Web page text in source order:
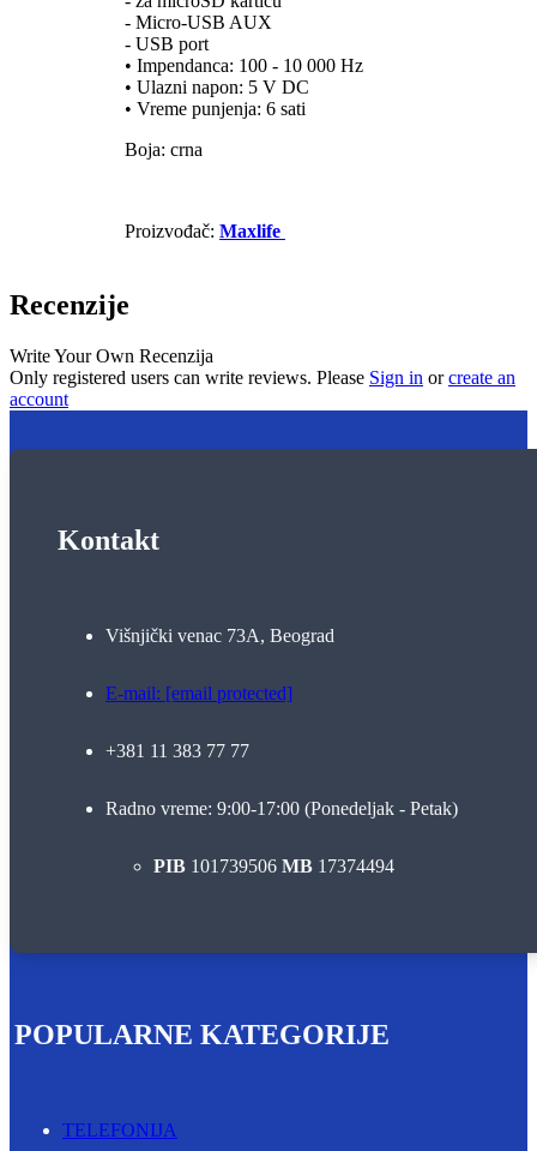
- Micro-USB AUX
- USB port
• Impendanca: 100 - 10 000 Hz
• Ulazni napon: 5 V DC
• Vreme punjenja: 6 sati
Boja: crna
Proizvođač: Maxlife
Recenzije
Write Your Own Recenzija
Only registered users can write reviews. Please Sign in orcreate an
account
Kontakt
Višnjički venac 73A, Beograd
E-mail: [email protected]
+381 11 383 77 77
Radno vreme: 9:00-17:00 (Ponedeljak - Petak)
PIB 101739506 MB 17374494
POPULARNE KATEGORIJE
TELEFONIJA